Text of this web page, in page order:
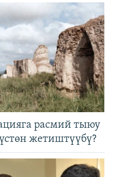
расмий тыюу
жетиштүүбү?